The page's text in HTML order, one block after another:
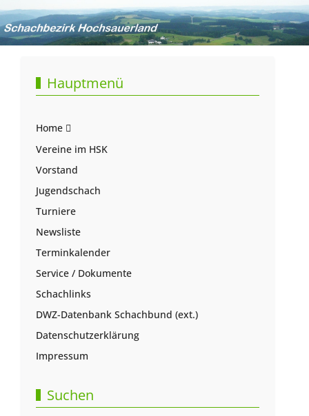
Hauptmenü
Home
Vereine im HSK
Vorstand
Jugendschach
Turniere
Newsliste
Terminkalender
Service / Dokumente
Schachlinks
DWZ-Datenbank Schachbund (ext.)
Datenschutzerklärung
Impressum
Suchen